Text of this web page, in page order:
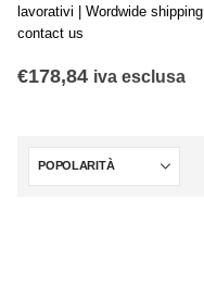
lavorativi | Wordwide shipping
contact us
€178,84 iva esclusa